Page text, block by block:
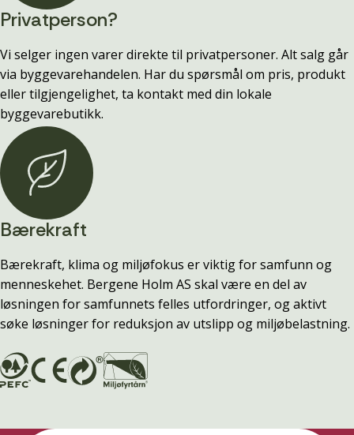
Privatperson?
Vi selger ingen varer direkte til privatpersoner. Alt salg går
via byggevarehandelen. Har du spørsmål om pris, produkt
eller tilgjengelighet, ta kontakt med din lokale
byggevarebutikk.
Bærekraft
Bærekraft, klima og miljøfokus er viktig for samfunn og
menneskehet. Bergene Holm AS skal være en del av
løsningen for samfunnets felles utfordringer, og aktivt
søke løsninger for reduksjon av utslipp og miljøbelastning.